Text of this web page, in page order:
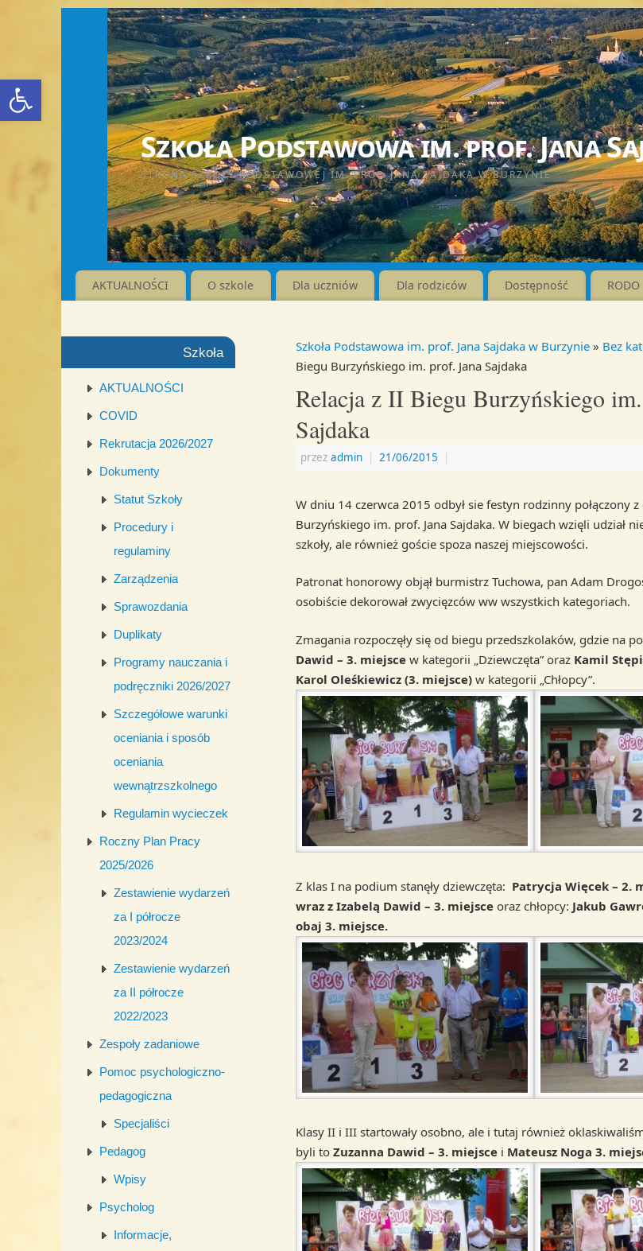
Otwórz pasek narzędzi
Szkoła Podstawowa im. prof. Jana
STRONA SZKOŁY PODSTAWOWEJ IM. PROF. JANA SAJDAKA W BURZYNIE
AKTUALNOŚCI O szkole Dla uczniów Dla rodziców Dostępność RODO
Szkoła Podstawowa im. prof. Jana Sajdaka w Burzynie » Bez
Biegu Burzyńskiego im. prof. Jana Sajdaka
Relacja z II Biegu Burzyńskiego
Sajdaka
przez admin | 21/06/2015 |
W dniu 14 czerwca 2015 odbył sie festyn rodzinny połączony
Burzyńskiego im. prof. Jana Sajdaka. W biegach wzięli udział
szkoły, ale również goście spoza naszej miejscowości.
Patronat honorowy objął burmistrz Tuchowa, pan Adam
osobiście dekorował zwycięzców ww wszystkich kategoriach.
Zmagania rozpoczęły się od biegu przedszkolaków, gdzie na
Dawid – 3. miejsce w kategorii „Dziewczęta” oraz Kamil
Karol Oleśkiewicz (3. miejsce) w kategorii „Chłopcy”.
Z klas I na podium stanęły dziewczęta: Patrycja Więcek – 2.
wraz z Izabelą Dawid – 3. miejsce oraz chłopcy: Jakub
obaj 3. miejsce.
Klasy II i III startowały osobno, ale i tutaj również
byli to Zuzanna Dawid – 3. miejsce i Mateusz Noga 3.
Szkoła
AKTUALNOŚCI
COVID
Rekrutacja 2026/2027
Dokumenty
Statut Szkoły
Procedury i
regulaminy
Zarządzenia
Sprawozdania
Duplikaty
Programy nauczania i
podręczniki 2026/2027
Szczegółowe warunki
oceniania i sposób
oceniania
wewnątrzszkolnego
Regulamin wycieczek
Roczny Plan Pracy
2025/2026
Zestawienie wydarzeń
za I półrocze
2023/2024
Zestawienie wydarzeń
za II półrocze
2022/2023
Zespoły zadaniowe
Pomoc psychologiczno-
pedagogiczna
Specjaliści
Pedagog
Wpisy
Psycholog
Informacje,